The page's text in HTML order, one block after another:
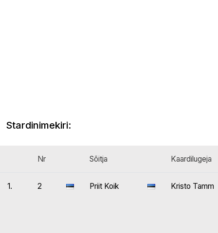
Stardinimekiri:
Nr Sõitja Kaardilugeja
1. 2 Priit Koik Kristo Tamm